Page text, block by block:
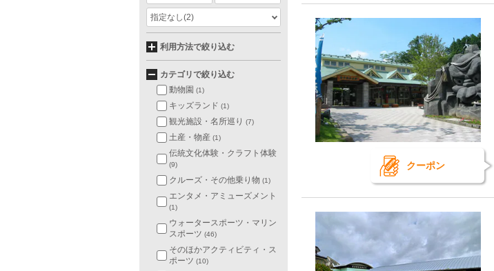
クーポン
指定なし(2)
利用方法で絞り込む
カテゴリで絞り込む
動物園 (1)
キッズランド (1)
観光施設・名所巡り (7)
土産・物産 (1)
伝統文化体験・クラフト体験
(9)
クルーズ・その他乗り物 (1)
エンタメ・アミューズメント
(1)
ウォータースポーツ・マリン
スポーツ (46)
そのほかアクティビティ・ス
ポーツ (10)